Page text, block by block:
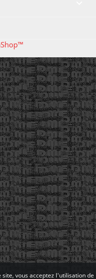
vous acceptez l'utilisation de